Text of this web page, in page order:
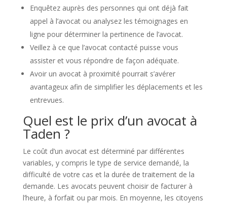
Enquêtez auprès des personnes qui ont déjà fait
appel à l’avocat ou analysez les témoignages en
ligne pour déterminer la pertinence de l’avocat.
Veillez à ce que l’avocat contacté puisse vous
assister et vous répondre de façon adéquate.
Avoir un avocat à proximité pourrait s’avérer
avantageux afin de simplifier les déplacements et les
entrevues.
Quel est le prix d’un avocat à
Taden ?
Le coût d’un avocat est déterminé par différentes
variables, y compris le type de service demandé, la
difficulté de votre cas et la durée de traitement de la
demande. Les avocats peuvent choisir de facturer à
l’heure, à forfait ou par mois. En moyenne, les citoyens